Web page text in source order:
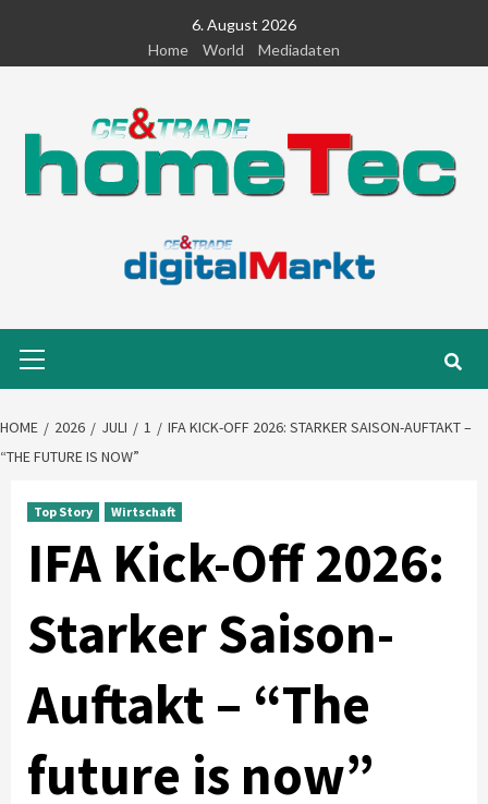
content
6. August 2026
Home
World Mediadaten
Menu
HOME 2026 JULI 1
IFA KICK-OFF 2026: STARKER SAISON-AUFTAKT –
“THE FUTURE IS NOW”
Top Story Wirtschaft
IFA Kick-Off 2026:
Starker Saison-
Auftakt – “The
future is now”